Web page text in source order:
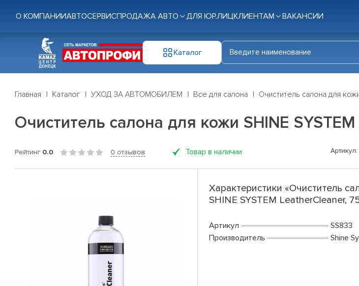
О КОМПАНИИАВТОСЕРВИСПРОДАЖА АВТО ДЛЯ ЮР.ЛИЦКЛИЕНТАМ ВАКАНСИИ
Каталог
Главная Каталог УХОД ЗА АВТОМОБИЛЕМ Все для салона Очиститель салона для
Очиститель салона для кожи SHINE
Рейтинг 0.0 0 отзывов Товар в наличии Артикул:
Характеристики «Очиститель
SHINE SYSTEM LeatherCleaner,
Артикул
SS833
Производитель
Shine